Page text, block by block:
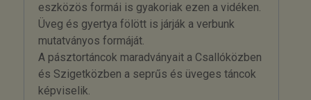
eszközös formái is gyakoriak ezen a vidéken.
Üveg és gyertya fölött is járják a verbunk
mutatványos formáját.
A pásztortáncok maradványait a Csallóközben
és Szigetközben a seprűs és üveges táncok
képviselik.